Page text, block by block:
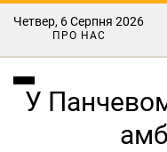
Четвер, 6 Серпня 2026
ПРО НАС
У